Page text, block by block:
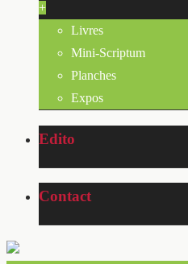
+
Livres
Mini-Scriptum
Planches
Expos
Edito
Contact